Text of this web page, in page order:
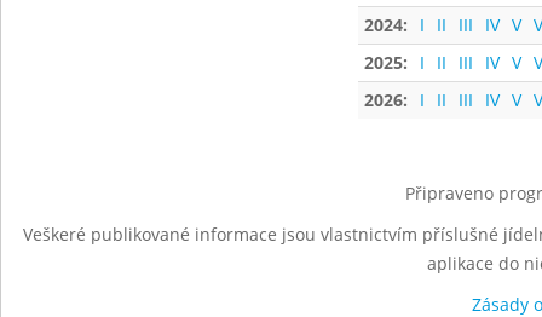
2024:
I II III IV V
2025:
I II III IV V
2026:
I II III IV V
Připraveno
Veškeré publikované informace jsou vlastnictvím příslušné
aplikace do
Zásady